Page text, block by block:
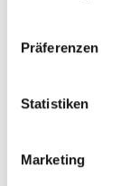
Präferenzen
Statistiken
Marketing